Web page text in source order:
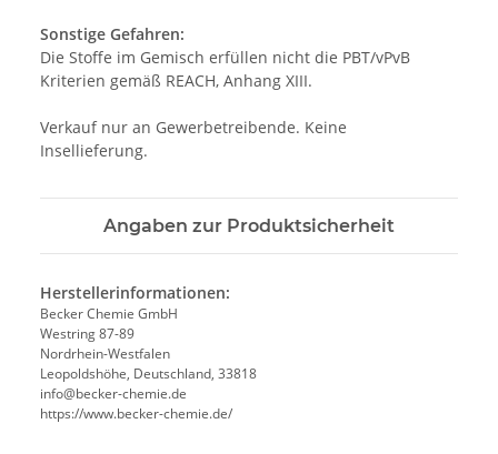
Sonstige Gefahren:
Die Stoffe im Gemisch erfüllen nicht die PBT/vPvB
Kriterien gemäß REACH, Anhang XIII.
Verkauf nur an Gewerbetreibende. Keine
Insellieferung.
Angaben zur Produktsicherheit
Herstellerinformationen:
Becker Chemie GmbH
Westring 87-89
Nordrhein-Westfalen
Leopoldshöhe, Deutschland, 33818
info@becker-chemie.de
https://www.becker-chemie.de/